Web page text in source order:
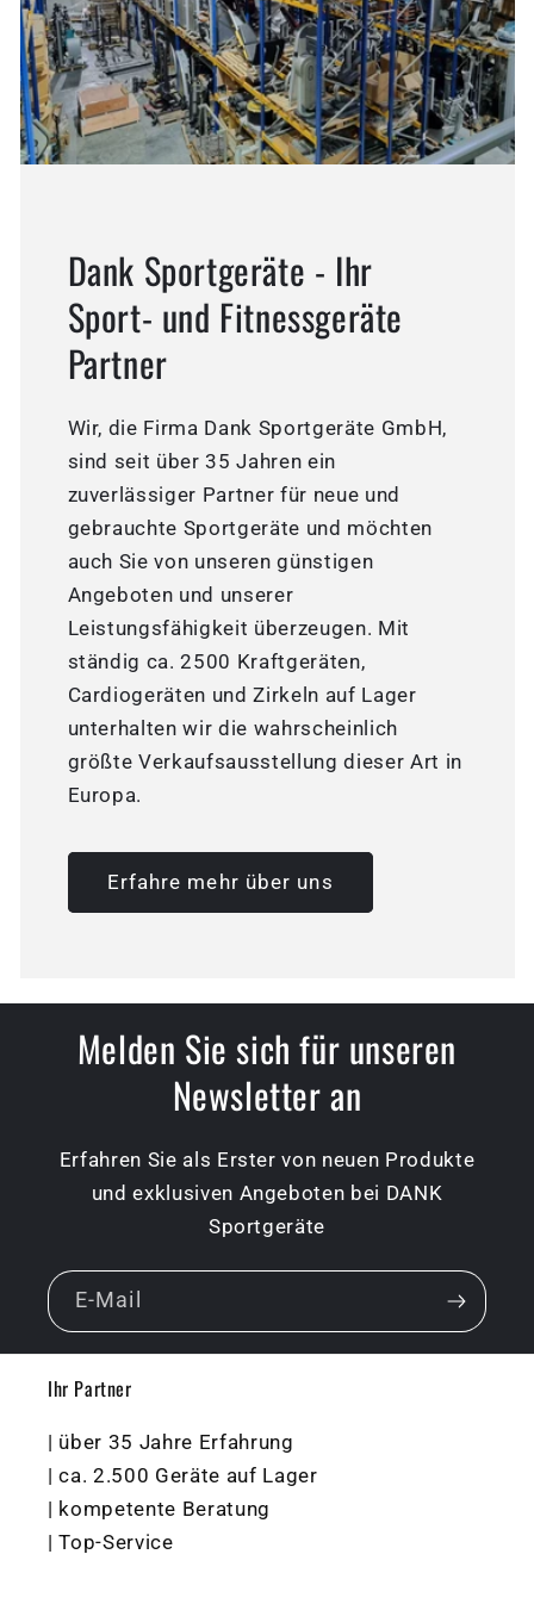
Dank Sportgeräte - Ihr
Sport- und Fitnessgeräte
Partner
Wir, die Firma Dank Sportgeräte GmbH,
sind seit über 35 Jahren ein
zuverlässiger Partner für neue und
gebrauchte Sportgeräte und möchten
auch Sie von unseren günstigen
Angeboten und unserer
Leistungsfähigkeit überzeugen. Mit
ständig ca. 2500 Kraftgeräten,
Cardiogeräten und Zirkeln auf Lager
unterhalten wir die wahrscheinlich
größte Verkaufsausstellung dieser Art in
Europa.
Erfahre mehr über uns
Melden Sie sich für unseren
Newsletter an
Erfahren Sie als Erster von neuen Produkte
und exklusiven Angeboten bei DANK
Sportgeräte
E-Mail
Ihr Partner
| über 35 Jahre Erfahrung
| ca. 2.500 Geräte auf Lager
| kompetente Beratung
| Top-Service